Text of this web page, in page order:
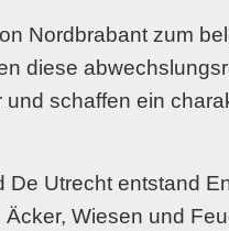
Nordbrabant zum
diese
schaffen ein
Utrecht entstand
Wiesen und